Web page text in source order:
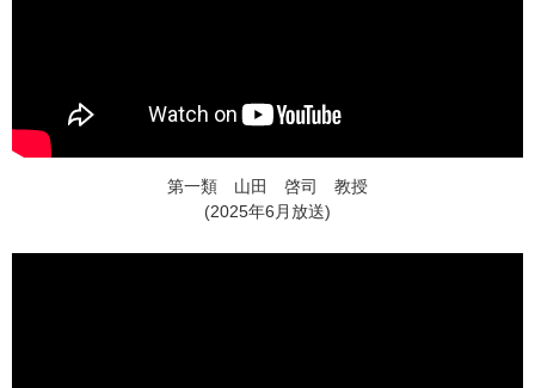
第一類 山田 啓司 教授
(2025年6月放送)